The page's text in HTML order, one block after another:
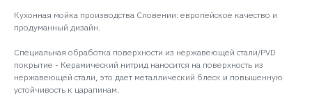
Кухонная мойка производства Словении: европейское качество и
продуманный дизайн.
Специальная обработка поверхности из нержавеющей стали/PVD
покрытие - Керамический нитрид наносится на поверхность из
нержавеющей стали, это дает металлический блеск и повышенную
устойчивость к царапинам.